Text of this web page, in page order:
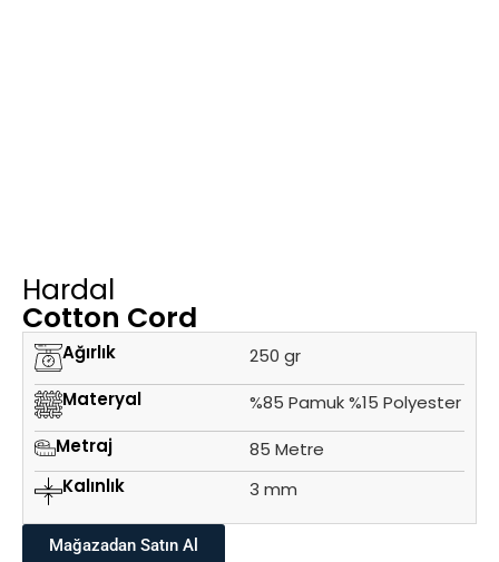
Hardal
Cotton Cord
Ağırlık
250 gr
Materyal
%85 Pamuk %15 Polyester
Metraj
85 Metre
Kalınlık
3 mm
Mağazadan Satın Al